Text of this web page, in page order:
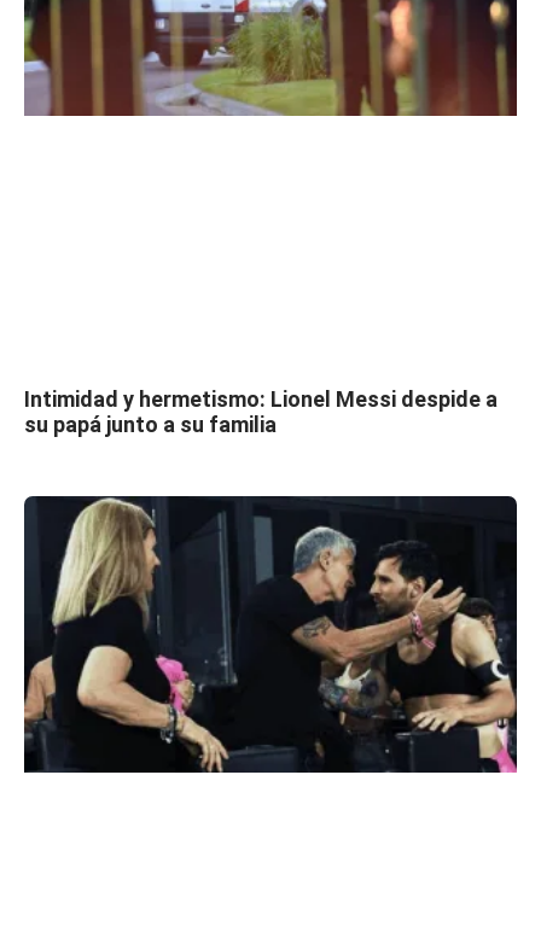
Intimidad y hermetismo: Lionel Messi despide a
su papá junto a su familia